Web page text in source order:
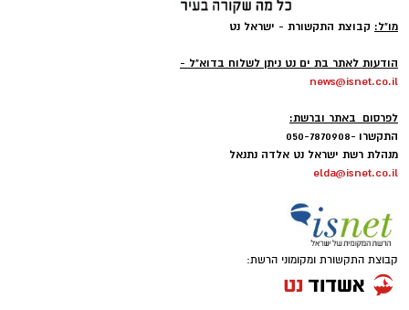
מו"ל: קבוצת התקשורת - ישראל נט
הודעות לאתר בת ים נט ניתן לשלוח בדוא"ל -
news@isnet.co.il
לפרסום באתר וברשת:
התקשרו -050-7870908
מנהלת רשת ישראל נט אלדה נתנאל
elda@isnet.co.il
קבוצת התקשורת ומקומוני הרשת: